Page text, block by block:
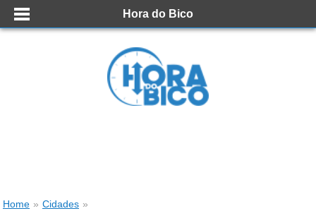
Hora do Bico
Home » Cidades »